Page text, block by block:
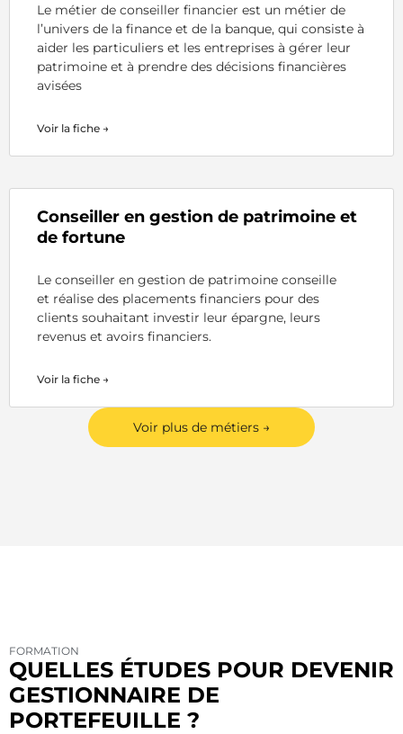
Le métier de conseiller financier est un métier de
l’univers de la finance et de la banque, qui consiste à
aider les particuliers et les entreprises à gérer leur
patrimoine et à prendre des décisions financières
avisées
Voir la fiche →
Conseiller en gestion de patrimoine et
de fortune
Le conseiller en gestion de patrimoine conseille
et réalise des placements financiers pour des
clients souhaitant investir leur épargne, leurs
revenus et avoirs financiers.
Voir la fiche →
Voir plus de métiers →
FORMATION
QUELLES ÉTUDES POUR DEVENIR
GESTIONNAIRE DE
PORTEFEUILLE ?